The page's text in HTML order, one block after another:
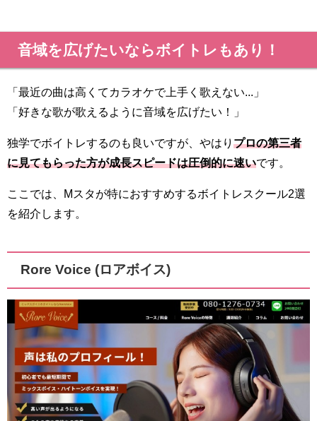
音域を広げたいならボイトレもあり！
「最近の曲は高くてカラオケで上手く歌えない...」
「好きな歌が歌えるように音域を広げたい！」
独学でボイトレするのも良いですが、やはり プロの第三者
に見てもらった方が成長スピードは圧倒的に速いです。
ここでは、Mスタが特におすすめするボイトレスクール2選
を紹介します。
Rore Voice (ロアボイス)